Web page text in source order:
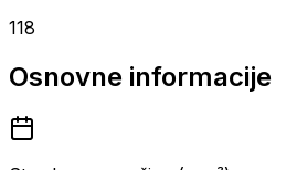
118
Osnovne informacije